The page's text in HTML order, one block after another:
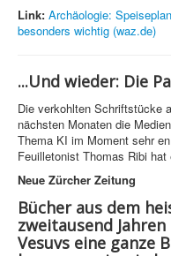
Link: Archäologie:
besonders wichtig (waz.de)
...Und wieder: Die
Die verkohlten Schriftstücke
nächsten Monaten die
Thema KI im Moment sehr
Feuilletonist Thomas Ribi
Neue Zürcher Zeitung
Bücher aus dem
zweitausend
Vesuvs eine ganze